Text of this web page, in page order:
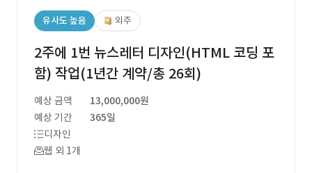
유사도 높음 외주
2주에 1번 뉴스레터 디자인(HTML 코딩 포
함) 작업(1년간 계약/총 26회)
예상 금액
13,000,000원
예상 기간
365일
디자인
웹 외 1개